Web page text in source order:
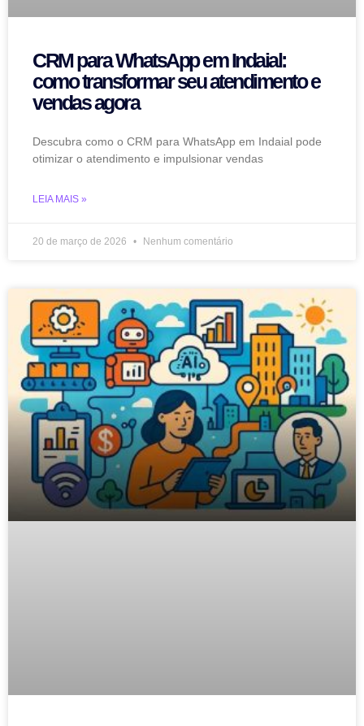
CRM para WhatsApp em Indaial:
como transformar seu atendimento e
vendas agora
Descubra como o CRM para WhatsApp em Indaial pode
otimizar o atendimento e impulsionar vendas
LEIA MAIS »
20 de março de 2026 Nenhum comentário